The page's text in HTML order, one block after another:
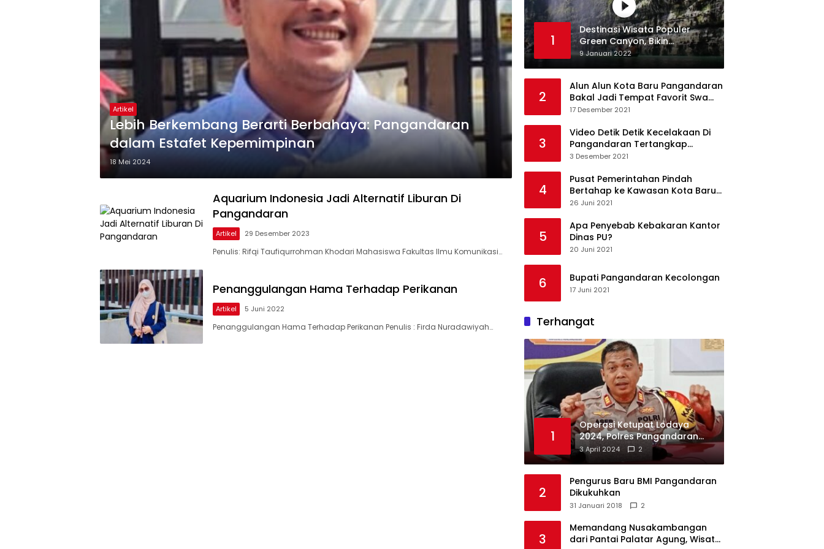
Artikel
Lebih Berkembang Berarti Berbahaya: Pangandaran
dalam Estafet Kepemimpinan
18 Mei 2024
Aquarium Indonesia Jadi Alternatif Liburan Di
Pangandaran
Artikel 29 Desember 2023
Penulis: Rifqi Taufiqurrohman Khodari Mahasiswa Fakultas Ilmu Komunikasi…
Penanggulangan Hama Terhadap Perikanan
Artikel 5 Juni 2022
Penanggulangan Hama Terhadap Perikanan Penulis : Firda Nuradawiyah…
1
Destinasi Wisata Populer
Green Canyon, Bikin
Ketagihan Wisatawan
9 Januari 2022
2
Alun Alun Kota Baru Pangandaran
Bakal Jadi Tempat Favorit Swa
Foto Selfie
17 Desember 2021
3
Video Detik Detik Kecelakaan Di
Pangandaran Tertangkap
Kamera Handphone
3 Desember 2021
4
Pusat Pemerintahan Pindah
Bertahap ke Kawasan Kota Baru
Pangandaran
26 Juni 2021
5
Apa Penyebab Kebakaran Kantor
Dinas PU?
20 Juni 2021
6 Bupati Pangandaran Kecolongan
17 Juni 2021
Terhangat
1
Operasi Ketupat Lodaya
2024, Polres Pangandaran
Dirikan 12 Pos Pengamanan
3 April 2024 2
2
Pengurus Baru BMI Pangandaran
Dikukuhkan
31 Januari 2018 2
3
Memandang Nusakambangan
dari Pantai Palatar Agung, Wisata